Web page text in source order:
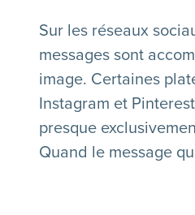
Sur les réseaux
messages sont
image. Certaines
Instagram et
presque
Quand le message